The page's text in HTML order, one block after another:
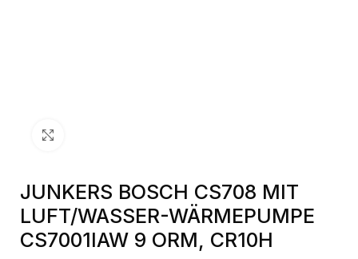
JUNKERS BOSCH CS708 MIT
LUFT/WASSER-WÄRMEPUMPE
CS7001IAW 9 ORM, CR10H